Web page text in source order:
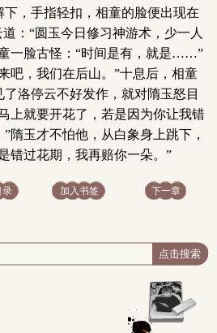
，手指轻扣，相童的脸便出现在
：“圆玉今日修习神游术，少一人
一脸古怪：“时间是有，就是……”
吧，我们在后山。”十息后，相童
洛停云不好发作，就对隋玉怒目
上就要开花了，若是因为你让我错
隋玉才不怕他，从白象身上跳下，
错过花期，我再赔你一朵。”
录 加入书签 下一章